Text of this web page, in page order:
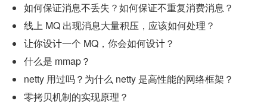
如何保证消息不丢失？如何保证不重复消费消息？
线上 MQ 出现消息大量积压，应该如何处理？
让你设计一个 MQ，你会如何设计？
什么是 mmap？
netty 用过吗？为什么 netty 是高性能的网络框架？
零拷贝机制的实现原理？